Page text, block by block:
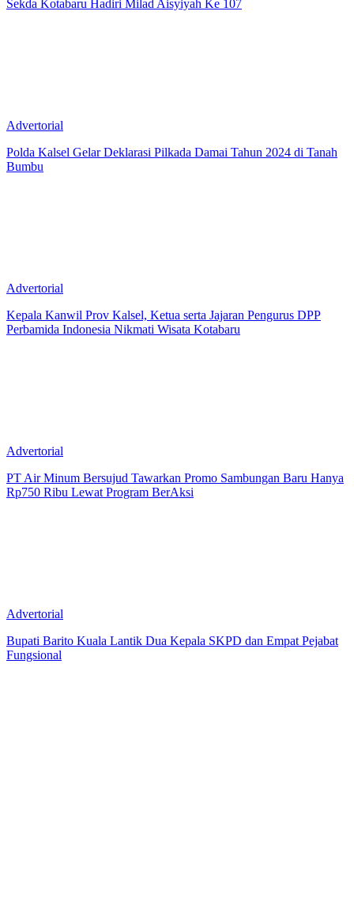
Sekda Kotabaru Hadiri Milad Aisyiyah Ke 107
Advertorial
Polda Kalsel Gelar Deklarasi Pilkada Damai Tahun 2024 di Tanah
Bumbu
Advertorial
Kepala Kanwil Prov Kalsel, Ketua serta Jajaran Pengurus DPP
Perbamida Indonesia Nikmati Wisata Kotabaru
Advertorial
PT Air Minum Bersujud Tawarkan Promo Sambungan Baru Hanya
Rp750 Ribu Lewat Program BerAksi
Advertorial
Bupati Barito Kuala Lantik Dua Kepala SKPD dan Empat Pejabat
Fungsional